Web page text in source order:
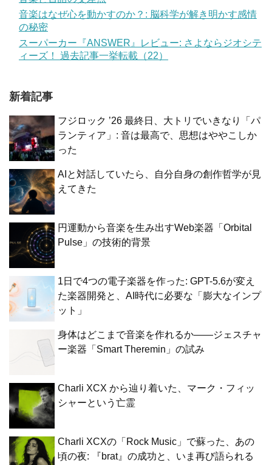
音楽はなぜ心を動かすのか？: 脳科学が解き明かす感情
の秘密
スーパーカー『ANSWER』レビュー: さよならジオシテ
ィーズ！ 過去記事一挙転載（22）
新着記事
フジロック ’26 最終日、大トリでいきなり「パ
ランティア」: 音は最高で、思想はややこしか
った
AIと対話していたら、自分自身の創作哲学が見
えてきた
円運動から音楽を生み出すWeb楽器「Orbital
Pulse」の技術的背景
1日で4つの電子楽器を作った: GPT-5.6が変え
た楽器開発と、AI時代に必要な「膨大なインプ
ット」
身体はどこまで音楽を作れるか——ジェスチャ
ー楽器「Smart Theremin」の試み
Charli XCX から辿り着いた、マーク・フィッ
シャーという亡霊
Charli XCXの「Rock Music」で蘇った、あの
頃の夜: 『brat』の成功と、いま再び語られる